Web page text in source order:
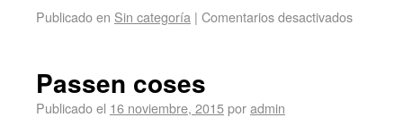
Publicado en Sin categoría | Comentarios desactivados
Passen coses
Publicado el 16 noviembre, 2015poradmin